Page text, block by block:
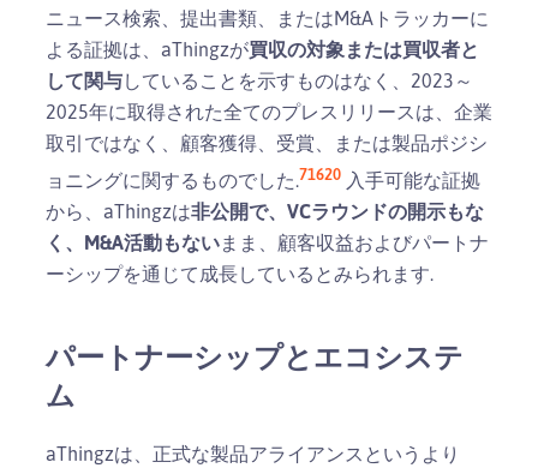
ニュース検索、提出書類、またはM&Aトラッカーに
よる証拠は、aThingzが買収の対象または買収者と
して関与していることを示すものはなく、2023～
2025年に取得された全てのプレスリリースは、企業
取引ではなく、顧客獲得、受賞、または製品ポジシ
ョニングに関するものでした.71620 入手可能な証拠
から、aThingzは非公開で、VCラウンドの開示もな
く、M&A活動もないまま、顧客収益およびパートナ
ーシップを通じて成長しているとみられます.
パートナーシップとエコシステ
ム
aThingzは、正式な製品アライアンスというより